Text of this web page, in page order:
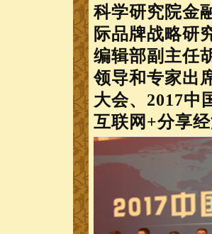
科学研究院金
际品牌战略研
编辑部副主任
领导和专家出
大会、2017中
互联网+分享